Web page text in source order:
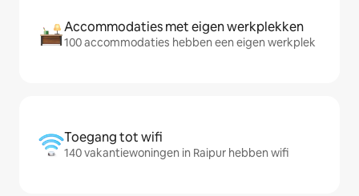
Accommodaties met eigen werkplekken
100 accommodaties hebben een eigen werkplek
Toegang tot wifi
140 vakantiewoningen in Raipur hebben wifi